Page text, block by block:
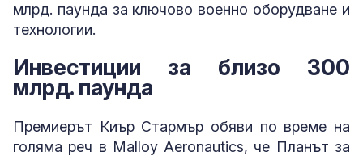
млрд. паунда за ключово военно оборудване и
технологии.
Инвестиции за близо 300
млрд. паунда
Премиерът Киър Стармър обяви по време на
голяма реч в Malloy Aeronautics, че Планът за